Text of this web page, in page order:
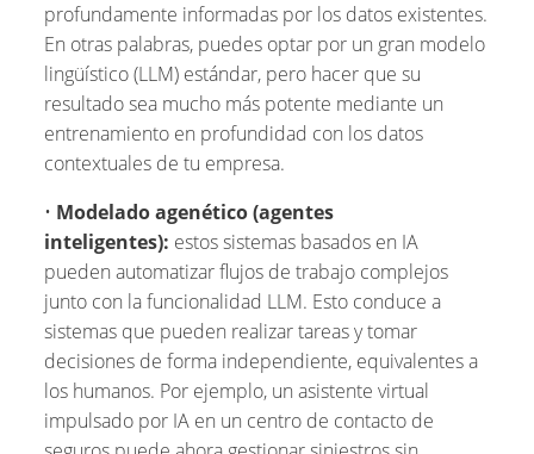
profundamente informadas por los datos existentes.
En otras palabras, puedes optar por un gran modelo
lingüístico (LLM) estándar, pero hacer que su
resultado sea mucho más potente mediante un
entrenamiento en profundidad con los datos
contextuales de tu empresa.
• Modelado agenético (agentes
inteligentes): estos sistemas basados en IA
pueden automatizar flujos de trabajo complejos
junto con la funcionalidad LLM. Esto conduce a
sistemas que pueden realizar tareas y tomar
decisiones de forma independiente, equivalentes a
los humanos. Por ejemplo, un asistente virtual
impulsado por IA en un centro de contacto de